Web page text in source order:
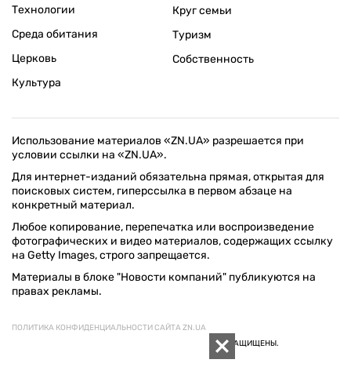
Технологии
Среда обитания
Церковь
Культура
Круг семьи
Туризм
Собственность
Использование материалов «ZN.UA» разрешается при
условии ссылки на «ZN.UA».
Для интернет-изданий обязательна прямая, открытая для
поисковых систем, гиперссылка в первом абзаце на
конкретный материал.
Любое копирование, перепечатка или воспроизведение
фотографических и видео материалов, содержащих ссылку
на Getty Images, строго запрещается.
Материалы в блоке "Новости компаний" публикуются на
правах рекламы.
ПОЛИТИКА КОНФИДЕНЦИАЛЬНОСТИ САЙТА ZN.UA
© 1994–2026 «ЗЕРКАЛО НЕДЕЛИ. УКРАИНА». ВСЕ ПРАВА ЗАЩИЩЕНЫ.